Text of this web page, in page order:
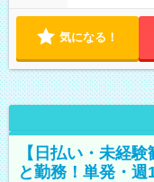
気になる！
【日払い・未経
と勤務！単発・